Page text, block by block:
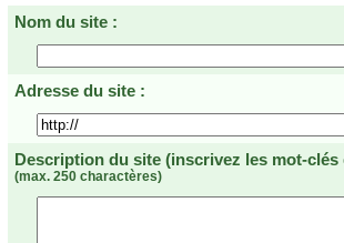
Nom du site :
Adresse du site :
Description du site (inscrivez les mot-
(max. 250 charactères)